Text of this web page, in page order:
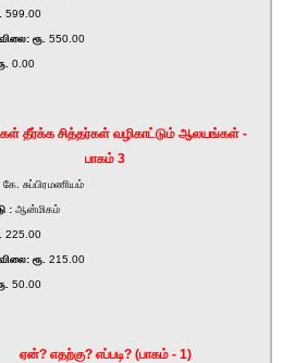
599.00
ரூ. 550.00
0.00
தீர்க்க சித்தர்கள் வழிகாட்டும் ஆலயங்கள் -
பாகம் 3
கே. சுப்பிரமணியம்
: ஆன்மிகம்
225.00
ரூ. 215.00
50.00
ஏன்? எதற்கு? எப்படி? (பாகம் - 1)